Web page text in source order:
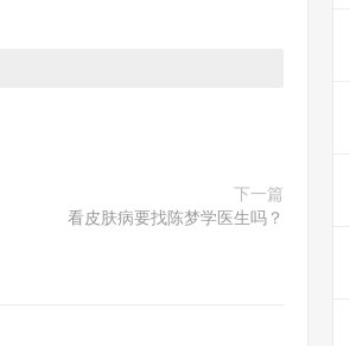
下一篇
看皮肤病要找陈梦学医生吗？